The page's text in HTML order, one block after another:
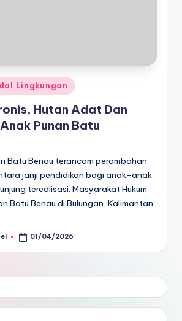
Lingkungan
Hutan Adat Dan
Punan Batu
Batu Benau terancam perambahan
janji pendidikan bagi anak-anak
terealisasi. Masyarakat Hukum
Batu Benau di Bulungan, Kalimantan
01/04/2026